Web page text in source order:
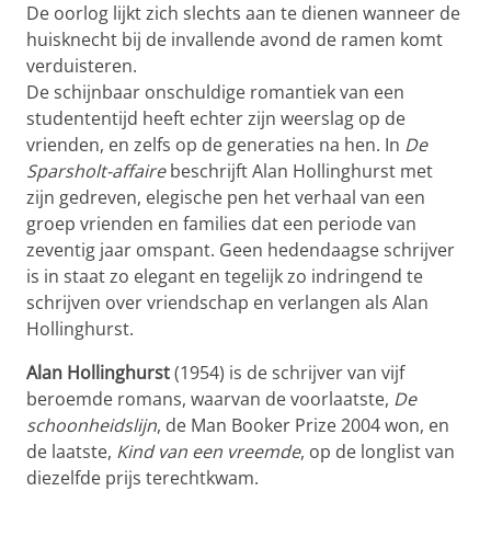
De oorlog lijkt zich slechts aan te dienen wanneer de
huisknecht bij de invallende avond de ramen komt
verduisteren.
De schijnbaar onschuldige romantiek van een
studententijd heeft echter zijn weerslag op de
vrienden, en zelfs op de generaties na hen. In De
Sparsholt-affairebeschrijft Alan Hollinghurst met
zijn gedreven, elegische pen het verhaal van een
groep vrienden en families dat een periode van
zeventig jaar omspant. Geen hedendaagse schrijver
is in staat zo elegant en tegelijk zo indringend‎ te
schrijven over vriendschap en verlangen als Alan
Hollinghurst.
Alan Hollinghurst(1954) is de schrijver van vijf
beroemde romans, waarvan de voorlaatste, De
schoonheidslijn, de Man Booker Prize 2004 won, en
de laatste, Kind van een vreemde, op de longlist van
diezelfde prijs terechtkwam.